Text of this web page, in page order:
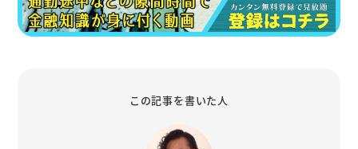
この記事を書いた人